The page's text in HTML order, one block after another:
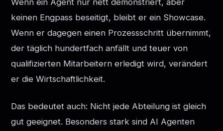
keinen Engpass beseitigt, bleibt er ein Showcase.
Wenn er dagegen einen Prozessschritt übernimmt,
der täglich hundertfach anfällt und teuer von
qualifizierten Mitarbeitern erledigt wird, verändert
er die Wirtschaftlichkeit.
Das bedeutet auch: Nicht jede Abteilung ist gleich
gut geeignet. Besonders stark sind AI Agenten